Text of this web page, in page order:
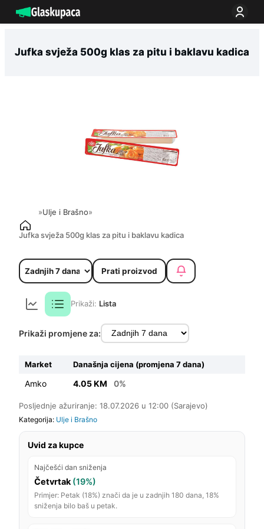
na
Jufka svježa 500g klas za pitu i baklavu kadica
»Ulje i Brašno»
Jufka svježa 500g klas za pitu i baklavu kadica
Prati proizvod
Prikaži: Lista
Prikaži promjene za:
Market Današnja cijena (promjena 7 dana)
Amko 4.05 KM 0%
Posljednje ažuriranje: 18.07.2026 u 12:00 (Sarajevo)
Kategorija: Ulje i Brašno
Uvid za kupce
Najčešći dan sniženja
Četvrtak (19%)
Primjer: Petak (18%) znači da je u zadnjih 180 dana, 18%
sniženja bilo baš u petak.